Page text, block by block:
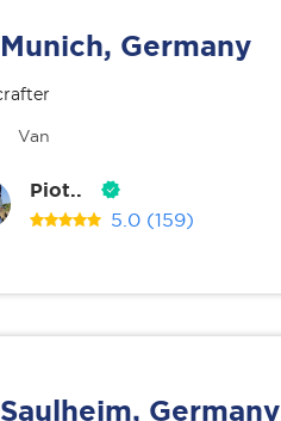
Munich, Germany
Van
Piot..
5.0 (159)
Saulheim, Germany